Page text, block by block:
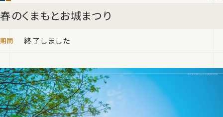
春のくまもとお城まつり
終了しました